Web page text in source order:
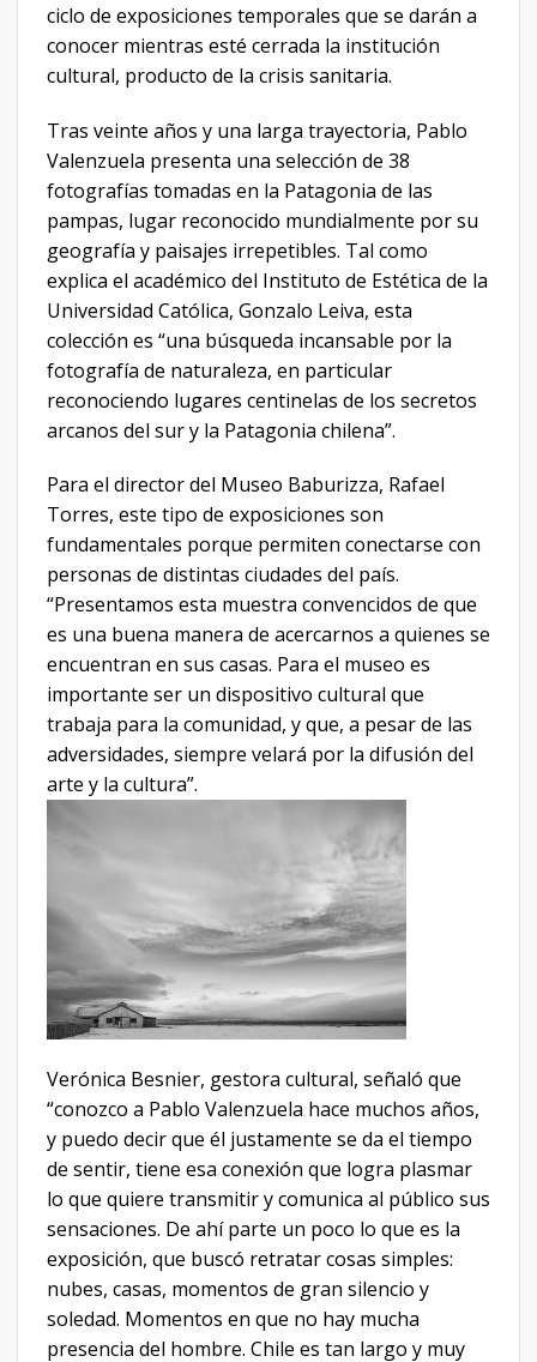
ciclo de exposiciones temporales que se darán a
conocer mientras esté cerrada la institución
cultural, producto de la crisis sanitaria.
Tras veinte años y una larga trayectoria, Pablo
Valenzuela presenta una selección de 38
fotografías tomadas en la Patagonia de las
pampas, lugar reconocido mundialmente por su
geografía y paisajes irrepetibles. Tal como
explica el académico del Instituto de Estética de la
Universidad Católica, Gonzalo Leiva, esta
colección es “una búsqueda incansable por la
fotografía de naturaleza, en particular
reconociendo lugares centinelas de los secretos
arcanos del sur y la Patagonia chilena”.
Para el director del Museo Baburizza, Rafael
Torres, este tipo de exposiciones son
fundamentales porque permiten conectarse con
personas de distintas ciudades del país.
“Presentamos esta muestra convencidos de que
es una buena manera de acercarnos a quienes se
encuentran en sus casas. Para el museo es
importante ser un dispositivo cultural que
trabaja para la comunidad, y que, a pesar de las
adversidades, siempre velará por la difusión del
arte y la cultura”.
Verónica Besnier, gestora cultural, señaló que
“conozco a Pablo Valenzuela hace muchos años,
y puedo decir que él justamente se da el tiempo
de sentir, tiene esa conexión que logra plasmar
lo que quiere transmitir y comunica al público sus
sensaciones. De ahí parte un poco lo que es la
exposición, que buscó retratar cosas simples:
nubes, casas, momentos de gran silencio y
soledad. Momentos en que no hay mucha
presencia del hombre. Chile es tan largo y muy